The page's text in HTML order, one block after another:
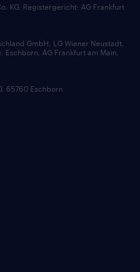
KG, Registergericht: AG Frankfurt
GmbH, LG Wiener Neustadt,
AG Frankfurt am Main,
65760 Eschborn